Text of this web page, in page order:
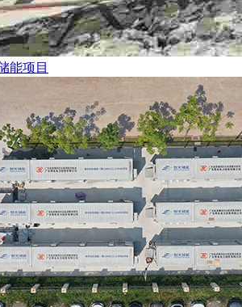
能项目